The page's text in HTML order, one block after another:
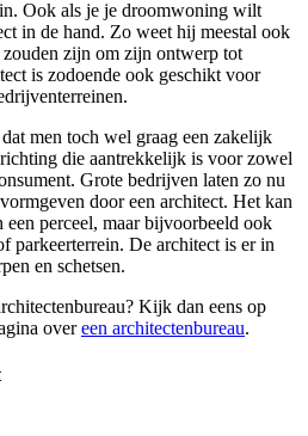
Ook als je je droomwoning wilt
in de hand. Zo weet hij meestal ook
zijn om zijn ontwerp tot
is zodoende ook geschikt voor
men toch wel graag een zakelijk
die aantrekkelijk is voor zowel
Grote bedrijven laten zo nu
door een architect. Het kan
een perceel, maar bijvoorbeeld ook
parkeerterrein. De architect is er in
en schetsen.
Kijk dan eens op
overeen architectenbureau.